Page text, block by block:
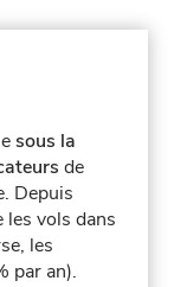
sous la
de
Depuis
les vols dans
les
par an).